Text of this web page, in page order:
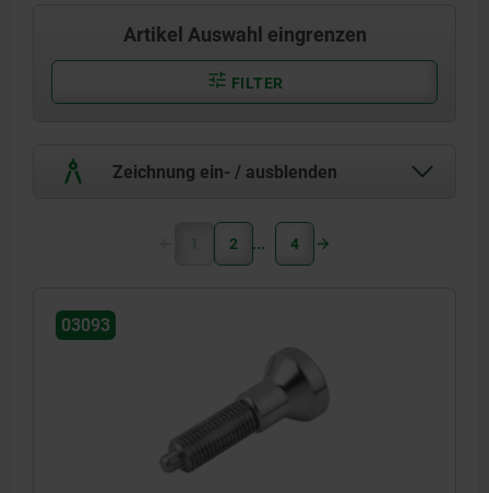
Artikel Auswahl eingrenzen
FILTER
Zeichnung ein- / ausblenden
1 2 4
03093